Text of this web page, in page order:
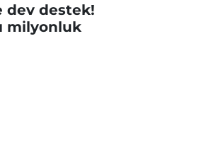
dev destek!
milyonluk